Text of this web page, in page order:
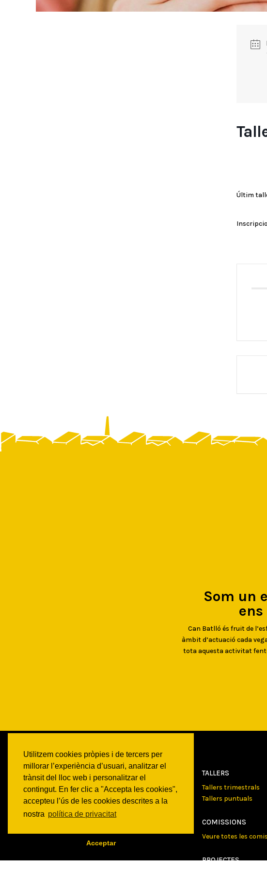
Utilitzem cookies pròpies i de tercers per
millorar l’experiència d’usuari, analitzar el
trànsit del lloc web i personalitzar el
contingut. En fer clic a "Accepta les cookies",
accepteu l’ús de les cookies descrites a la
nostra política de privacitat
Acceptar
Últim
Som un
Can Batlló és fruit de
àmbit d’actuació cada
tota aquesta activitat
BATLLÓ
Qui som
Espais
Historia
Transparencia
TALLERS
Tallers trimestrals
Tallers puntuals
COMISSIONS
Veure totes les
PROJECTES